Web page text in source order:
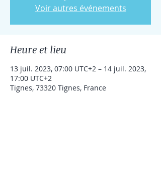
Voir autres événements
Heure et lieu
13 juil. 2023, 07:00 UTC+2 – 14 juil. 2023,
17:00 UTC+2
Tignes, 73320 Tignes, France